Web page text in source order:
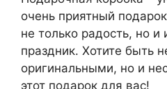
очень приятный
не только радость, но
праздник. Хотите быть
оригинальными, но и
этот подарок для вас!